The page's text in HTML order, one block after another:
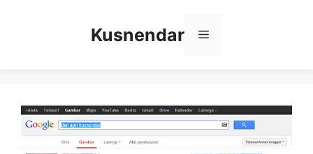
Kusnendar Menu